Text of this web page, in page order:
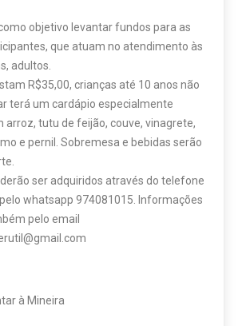
objetivo levantar fundos para as
que atuam no atendimento às
adultos.
R$35,00, crianças até 10 anos não
terá um cardápio especialmente
arroz, tutu de feijão, couve, vinagrete,
e pernil. Sobremesa e bebidas serão
ser adquiridos através do telefone
whatsapp 974081015. Informações
pelo email
à Mineira